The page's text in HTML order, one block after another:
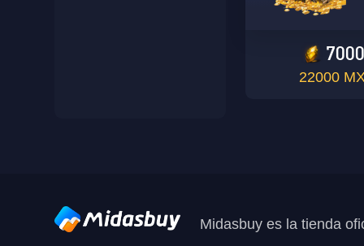
22000
Midasbuy es la tienda